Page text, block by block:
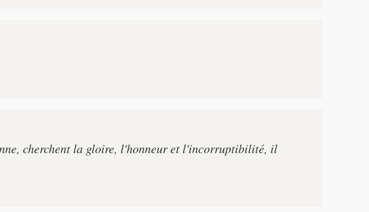
cherchent la gloire, l'honneur et l'incorruptibilité, il